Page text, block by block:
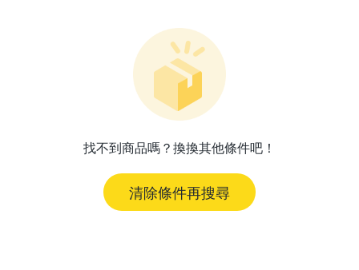
找不到商品嗎？換換其他條件吧！
清除條件再搜尋